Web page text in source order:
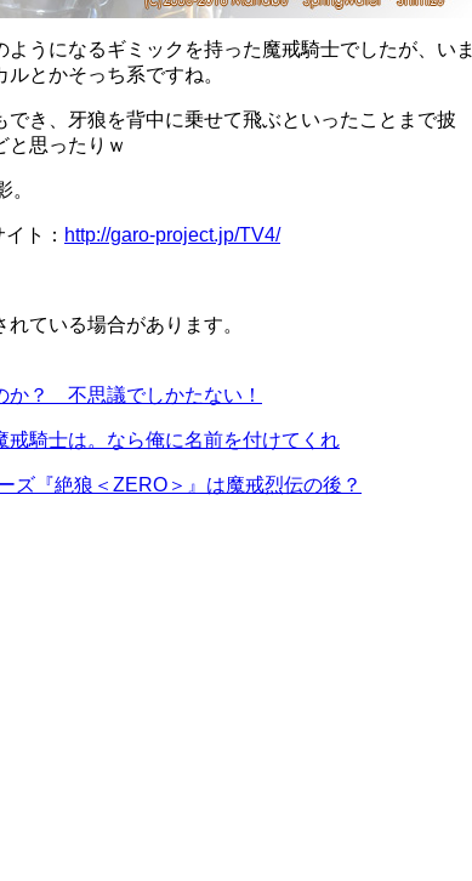
うになるギミックを持った魔戒騎士でしたが、いま
とかそっち系ですね。
き、牙狼を背中に乗せて飛ぶといったことまで披
と思ったりｗ
。
ト： http://garo-project.jp/TV4/
ている場合があります。
か？ 不思議でしかたない！
騎士は。なら俺に名前を付けてくれ
ズ『絶狼＜ZERO＞』は魔戒烈伝の後？